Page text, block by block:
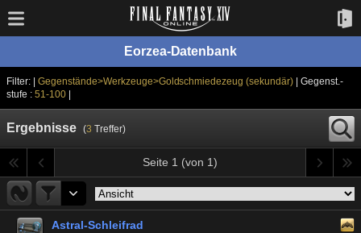
Eorzea-Datenbank
Filter: | Gegenstände>Werkzeuge>Goldschmiedezeug (sekundär) | Gegenst.-
stufe : 51-100|
Ergebnisse (3 Treffer)
Seite 1 (von 1)
Astral-Schleifrad